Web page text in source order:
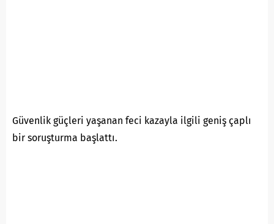
Güvenlik güçleri yaşanan feci kazayla ilgili geniş çaplı
bir soruşturma başlattı.